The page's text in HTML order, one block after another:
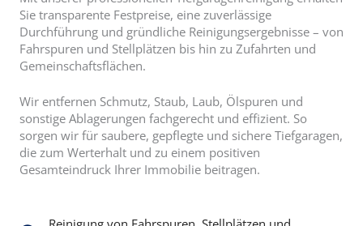
Sie transparente Festpreise, eine zuverlässige
Durchführung und gründliche Reinigungsergebnisse – von
Fahrspuren und Stellplätzen bis hin zu Zufahrten und
Gemeinschaftsflächen.
Wir entfernen Schmutz, Staub, Laub, Ölspuren und
sonstige Ablagerungen fachgerecht und effizient. So
sorgen wir für saubere, gepflegte und sichere Tiefgaragen,
die zum Werterhalt und zu einem positiven
Gesamteindruck Ihrer Immobilie beitragen.